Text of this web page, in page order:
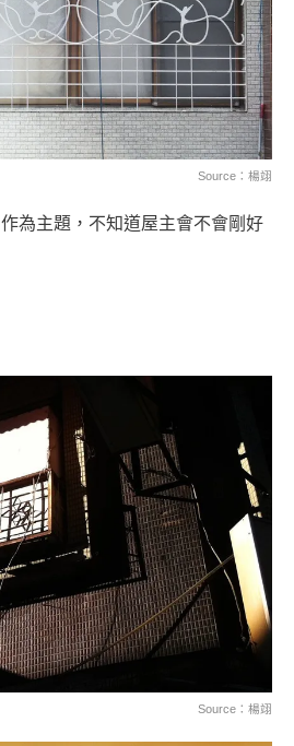
Source：楊翊
為主題，不知道屋主會不會剛好
Source：楊翊